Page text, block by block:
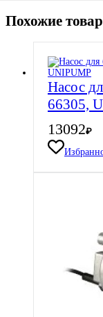
Похожие
Насос
66305,
13092₽